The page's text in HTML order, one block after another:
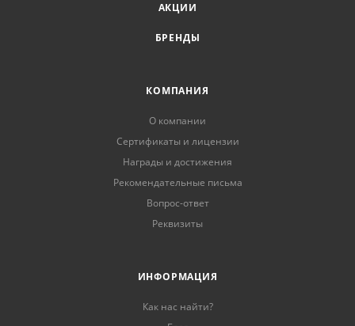
АКЦИИ
БРЕНДЫ
КОМПАНИЯ
О компании
Сертификаты и лицензии
Награды и достижения
Рекомендательные письма
Вопрос-ответ
Реквизиты
ИНФОРМАЦИЯ
Как нас найти?